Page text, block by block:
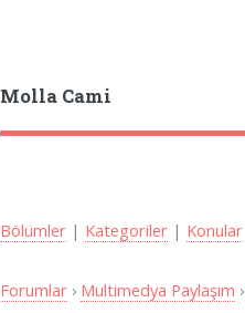
Molla Cami
Bölümler | Kategoriler | Konular
Forumlar › Multimedya Paylaşım ›